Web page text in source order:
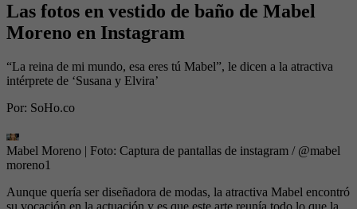
Las fotos en vestido de baño de Mabel
Moreno en Instagram
“La reina de mi mundo, esa eres tú Mabel”, le dicen a la atractiva
intérprete de ‘Susana y Elvira’
Por: SoHo.co
Mabel Moreno | Foto: Captura de pantallas de instagram / @mabel
moreno1
Aunque quería ser diseñadora de modas, la atractiva Mabel encontró